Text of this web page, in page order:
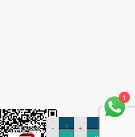
Stokta -
+
1